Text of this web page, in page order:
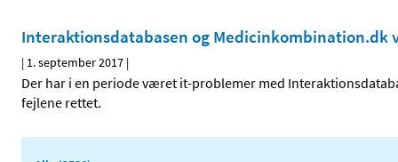
Interaktionsdatabasen og Medicinkombination.dk
| 1. september 2017 |
Der har i en periode været it-problemer med
fejlene rettet.